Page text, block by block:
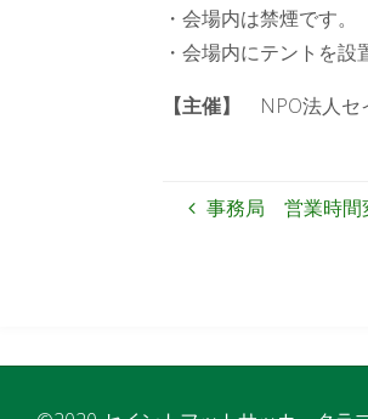
・会場内は禁煙です。
・会場内にテントを設
【主催】
NPO法人セ
事務局 営業時間